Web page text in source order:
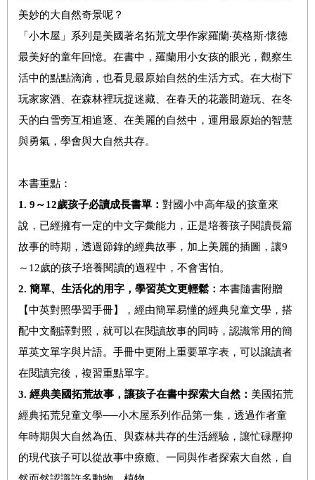
美妙的大自然奇景呢？
「小木屋」系列是美國著名拓荒文學作家羅蘭‧英格斯‧懷德
最美好的童年回憶。在書中，羅蘭用小女孩的眼光，觀察生
活中的點點滴滴，也看見最原始自然的生活方式。在大樹下
玩家家酒、在森林裡玩捉迷藏、在春天的花叢間遊玩、在冬
天的白雪旁互相追逐、在美麗的自然中，運用最原始的智慧
與勇氣，學會與大自然共存。
本書重點：
1. 9 ～12歲孩子必讀成長書單： 對國小中高年級的孩童來
說，已經擁有一定的中文字彙能力，正是培養孩子閱讀長篇
故事的時期，透過節錄的經典故事，加上美麗的插圖，讓9
～12歲的孩子培養閱讀的過程中，不會害怕。
2. 簡單、生活化的用字，學習英文更輕鬆： 本書隨書附贈
【中英對照學習手冊】，經由簡單易懂的經典兒童文學，搭
配中文翻譯對照，就可以在閱讀故事的同時，認識常用的簡
單英文單字與片語。手冊中更附上重要單字表，可以讓讀者
在閱讀完後，複習重點單字。
3. 經典美國拓荒故事，讓孩子在書中探索大自然： 美國拓荒
經典拓荒兒童文學──小木屋系列作品第一集，透過作者童
年時期與大自然為伍、與森林共存的生活經驗，讓忙碌壓抑
的現代孩子可以從故事中療癒、一同與作者探索大自然，自